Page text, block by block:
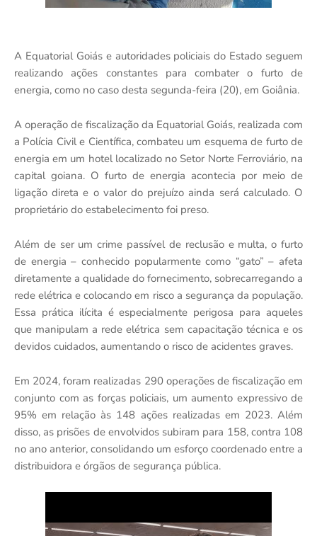
A Equatorial Goiás e autoridades policiais do Estado seguem
realizando ações constantes para combater o furto de
energia, como no caso desta segunda-feira (20), em Goiânia.
A operação de fiscalização da Equatorial Goiás, realizada com
a Polícia Civil e Científica, combateu um esquema de furto de
energia em um hotel localizado no Setor Norte Ferroviário, na
capital goiana. O furto de energia acontecia por meio de
ligação direta e o valor do prejuízo ainda será calculado. O
proprietário do estabelecimento foi preso.
Além de ser um crime passível de reclusão e multa, o furto
de energia – conhecido popularmente como “gato” – afeta
diretamente a qualidade do fornecimento, sobrecarregando a
rede elétrica e colocando em risco a segurança da população.
Essa prática ilícita é especialmente perigosa para aqueles
que manipulam a rede elétrica sem capacitação técnica e os
devidos cuidados, aumentando o risco de acidentes graves.
Em 2024, foram realizadas 290 operações de fiscalização em
conjunto com as forças policiais, um aumento expressivo de
95% em relação às 148 ações realizadas em 2023. Além
disso, as prisões de envolvidos subiram para 158, contra 108
no ano anterior, consolidando um esforço coordenado entre a
distribuidora e órgãos de segurança pública.